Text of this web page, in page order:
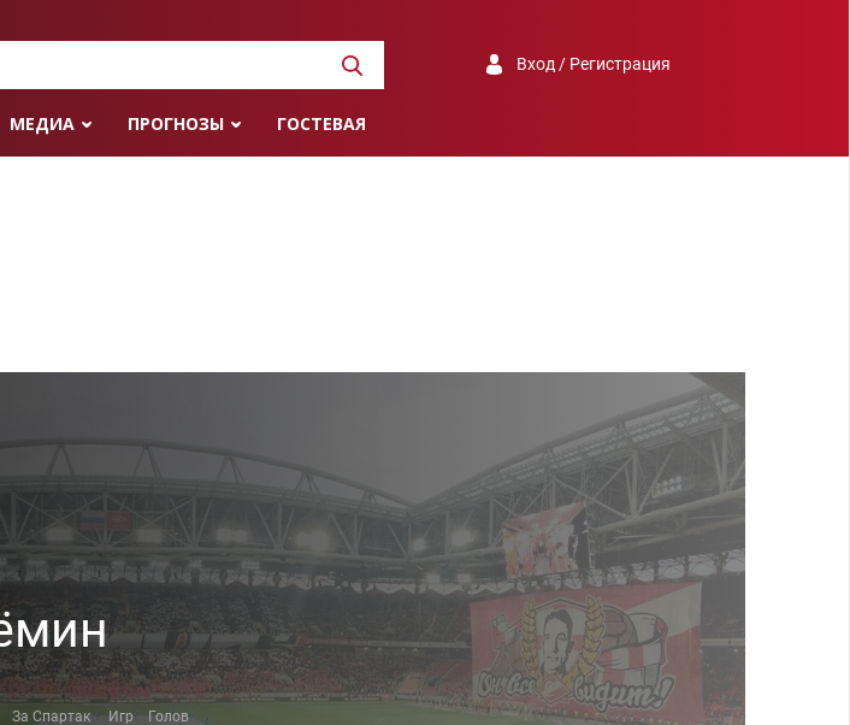
Вход / Регистрация
МЕДИА ПРОГНОЗЫ ГОСТЕВАЯ